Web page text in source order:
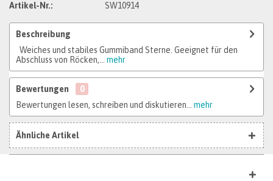
Artikel-Nr.: SW10914
Beschreibung
Weiches und stabiles Gummiband Sterne. Geeignet für den
Abschluss von Röcken,...
mehr
Bewertungen
0
Bewertungen lesen, schreiben und diskutieren...
mehr
Ähnliche Artikel